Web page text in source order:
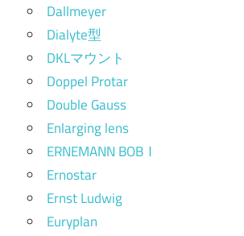
Dallmeyer
Dialyte型
DKLマウント
Doppel Protar
Double Gauss
Enlarging lens
ERNEMANN BOBⅠ
Ernostar
Ernst Ludwig
Euryplan